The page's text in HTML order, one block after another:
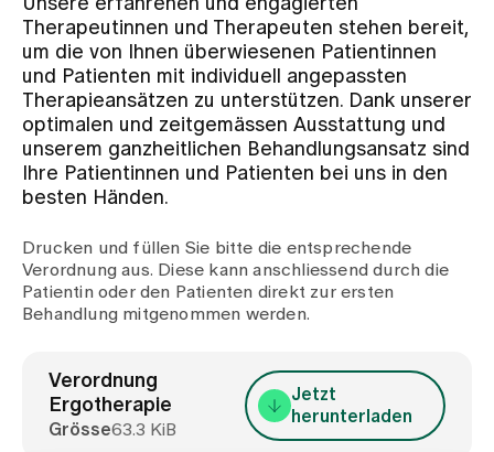
Jobs & Karriere
Kontakt
Babygalerie
Blog
Medien
Team
Zuweisende
Kontakt
Unsere erfahrenen und engagierten
Therapeutinnen und Therapeuten stehen bereit,
um die von Ihnen überwiesenen Patientinnen
und Patienten mit individuell angepassten
Therapieansätzen zu unterstützen. Dank unserer
optimalen und zeitgemässen Ausstattung und
unserem ganzheitlichen Behandlungsansatz sind
Ihre Patientinnen und Patienten bei uns in den
besten Händen.
Drucken und füllen Sie bitte die entsprechende
Verordnung aus. Diese kann anschliessend durch die
Patientin oder den Patienten direkt zur ersten
Behandlung mitgenommen werden.
Verordnung
Ergotherapie
Grösse63.3 KiB
Jetzt
herunterladen